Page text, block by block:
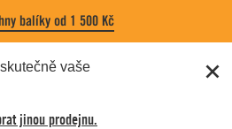
balíky od 1 500 Kč
skutečně vaše
jinou prodejnu.